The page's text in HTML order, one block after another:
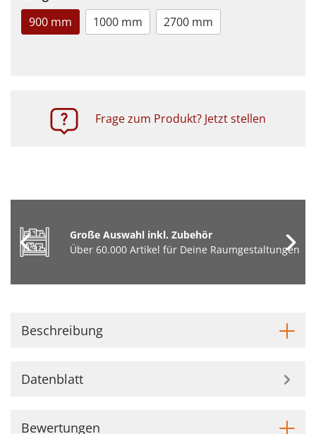
900 mm
1000 mm 2700 mm
Frage zum Produkt? Jetzt stellen
Große Auswahl inkl. Zubehör
Über 60.000 Artikel für Deine Raumgestaltungen
Beschreibung
Datenblatt
Bewertungen